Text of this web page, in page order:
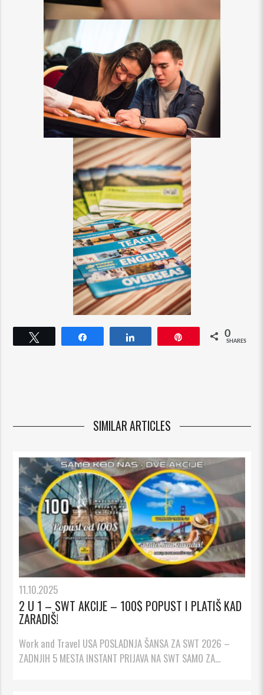
0
SHARES
SIMILAR ARTICLES
11.10.2025
2 U 1 – SWT AKCIJE – 100$ POPUST I PLATIŠ KAD
ZARADIŠ!
Work and Travel USA POSLADNJA ŠANSA ZA SWT 2026 –
ZADNJIH 5 MESTA INSTANT PRIJAVA NA SWT SAMO ZA...